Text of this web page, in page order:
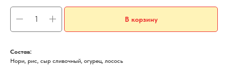
В корзину
Состав:
Нори, рис, сыр сливочный, огурец, лосось